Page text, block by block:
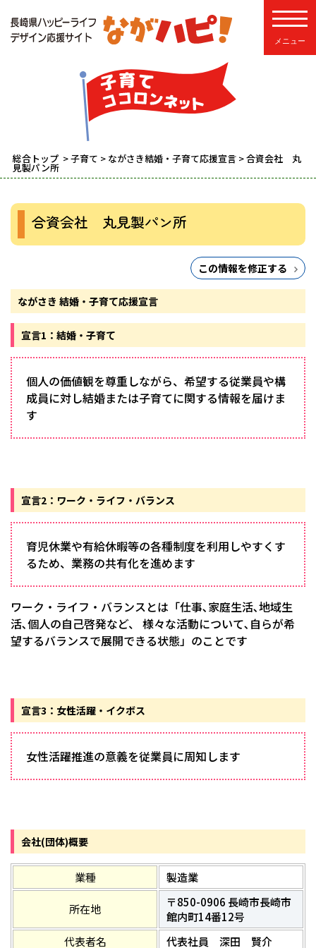
総合トップ >子育て > ながさき結婚・子育て応援宣言 > 合資会社 丸
見製パン所
合資会社 丸見製パン所
この情報を修正する
ながさき 結婚・子育て応援宣言
宣言1：結婚・子育て
個人の価値観を尊重しながら、希望する従業員や構
成員に対し結婚または子育てに関する情報を届けま
す
宣言2：ワーク・ライフ・バランス
育児休業や有給休暇等の各種制度を利用しやすくす
るため、業務の共有化を進めます
ワーク・ライフ・バランスとは「仕事､家庭生活､地域生
活､個人の自己啓発など、 様々な活動について､自らが希
望するバランスで展開できる状態」のことです
宣言3：女性活躍・イクボス
女性活躍推進の意義を従業員に周知します
会社(団体)概要
業種 製造業
所在地
〒850-0906 長崎市長崎市
館内町14番12号
代表者名
代表社員 深田 賢介